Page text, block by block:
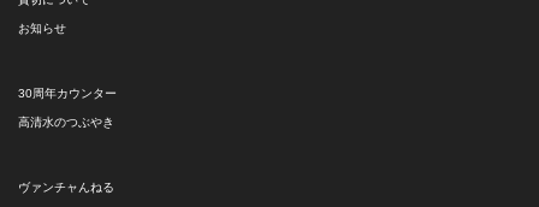
お知らせ
30周年カウンター
高清水のつぶやき
ヴァンチャんねる